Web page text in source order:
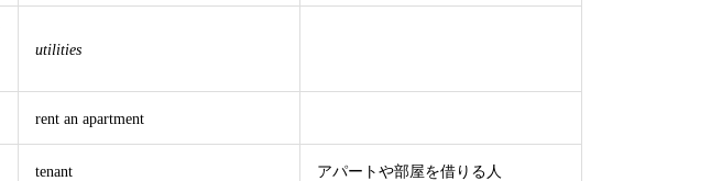
utilities
rent an apartment
tenant アパートや部屋を借りる人